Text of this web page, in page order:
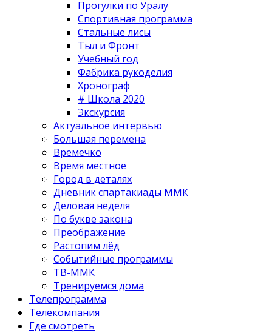
Прогулки по Уралу
Спортивная программа
Стальные лисы
Тыл и Фронт
Учебный год
Фабрика рукоделия
Хронограф
# Школа 2020
Экскурсия
Актуальное интервью
Большая перемена
Времечко
Время местное
Город в деталях
Дневник спартакиады ММК
Деловая неделя
По букве закона
Преображение
Растопим лёд
Событийные программы
ТВ-ММК
Тренируемся дома
Телепрограмма
Телекомпания
Где смотреть